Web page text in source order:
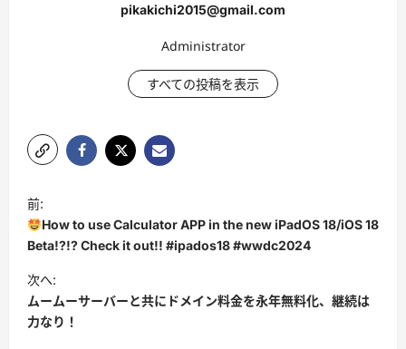
pikakichi2015@gmail.com
Administrator
すべての投稿を表示
投
稿
ナ
ビ
ゲ
ー
前:
How to use Calculator APP in the new iPadOS 18/iOS 18
Beta!?!? Check it out!! #ipados18 #wwdc2024
次へ:
ムームーサーバーと共にドメイン料金を永年無料化、継続は
力なり！